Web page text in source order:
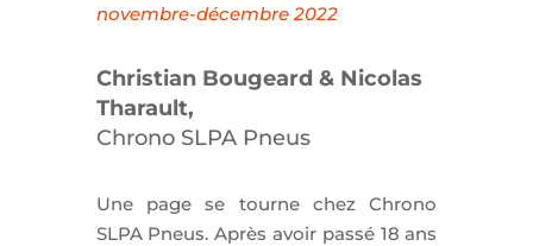
novembre-décembre 2022
Christian Bougeard & Nicolas
Tharault,
Chrono SLPA Pneus
Une page se tourne chez Chrono
SLPA Pneus. Après avoir passé 18 ans